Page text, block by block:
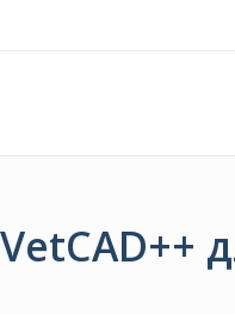
VetCAD++